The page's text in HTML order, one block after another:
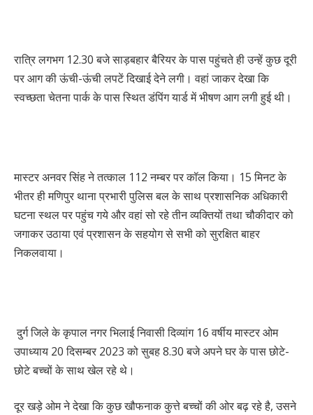
रात्रि लगभग 12.30 बजे साड़बहार बैरियर के पास पहुंचते ही उन्हें कुछ दूरी
पर आग की ऊंची-ऊंची लपटें दिखाई देने लगी। वहां जाकर देखा कि
स्वच्छता चेतना पार्क के पास स्थित डंपिंग यार्ड में भीषण आग लगी हुई थी।
मास्टर अनवर सिंह ने तत्काल 112 नम्बर पर कॉल किया। 15 मिनट के
भीतर ही मणिपुर थाना प्रभारी पुलिस बल के साथ प्रशासनिक अधिकारी
घटना स्थल पर पहुंच गये और वहां सो रहे तीन व्यक्तियों तथा चौकीदार को
जगाकर उठाया एवं प्रशासन के सहयोग से सभी को सुरक्षित बाहर
निकलवाया।
दुर्ग जिले के कृपाल नगर भिलाई निवासी दिव्यांग 16 वर्षीय मास्टर ओम
उपाध्याय 20 दिसम्बर 2023 को सुबह 8.30 बजे अपने घर के पास छोटे-
छोटे बच्चों के साथ खेल रहे थे।
दूर खड़े ओम ने देखा कि कुछ खौफनाक कुत्ते बच्चों की ओर बढ़ रहे है, उसने